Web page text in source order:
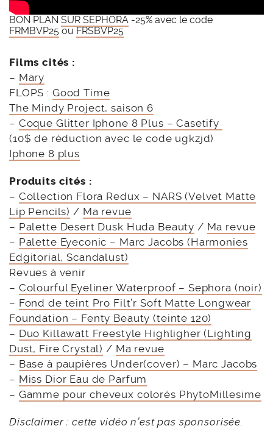
BON PLAN SUR SEPHORA -25% avec le code
FRMBVP25ouFRSBVP25
Films cités :
– Mary
FLOPS : Good Time
The Mindy Project, saison 6
– Coque Glitter Iphone 8 Plus – Casetify
(10$ de réduction avec le code ugkzjd)
Iphone 8 plus
Produits cités :
– Collection Flora Redux – NARS (Velvet Matte
Lip Pencils) / Ma revue
– Palette Desert Dusk Huda Beauty / Ma revue
– Palette Eyeconic – Marc Jacobs (Harmonies
Edgitorial, Scandalust)
Revues à venir
– Colourful Eyeliner Waterproof – Sephora (noir)
– Fond de teint Pro Filt’r Soft Matte Longwear
Foundation – Fenty Beauty (teinte 120)
– Duo Killawatt Freestyle Highligher (Lighting
Dust, Fire Crystal) / Ma revue
– Base à paupières Under(cover) – Marc Jacobs
– Miss Dior Eau de Parfum
– Gamme pour cheveux colorés PhytoMillesime
Disclaimer : cette vidéo n’est pas sponsorisée.